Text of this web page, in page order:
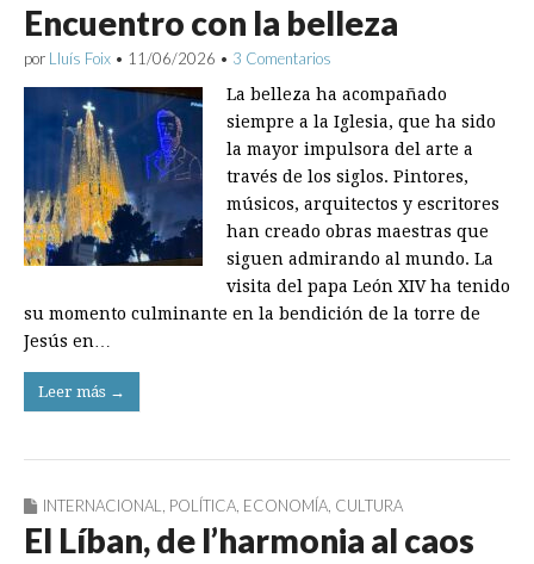
Encuentro con la belleza
por Lluís Foix • 11/06/2026 • 3 Comentarios
La belleza ha acompañado
siempre a la Iglesia, que ha sido
la mayor impulsora del arte a
través de los siglos. Pintores,
músicos, arquitectos y escritores
han creado obras maestras que
siguen admirando al mundo. La
visita del papa León XIV ha tenido
su momento culminante en la bendición de la torre de
Jesús en…
Leer más →
INTERNACIONAL POLÍTICA ECONOMÍA CULTURA
El Líban, de l’harmonia al caos